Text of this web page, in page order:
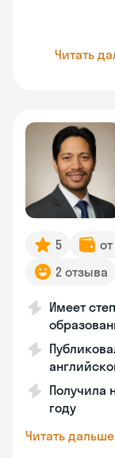
Читать
5
2 отзыва
Имеет
Получила
году
Читать дальше